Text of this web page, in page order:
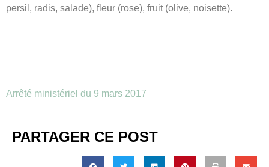
persil, radis, salade), fleur (rose), fruit (olive, noisette).
Arrêté ministériel du 9 mars 2017
PARTAGER CE POST